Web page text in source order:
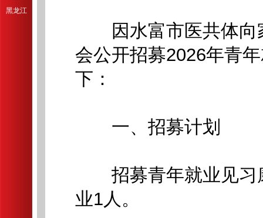
黑龙江
因水富市医共体向
会公开招募2026年青
下：
一、招募计划
招募青年就业见习
业1人。